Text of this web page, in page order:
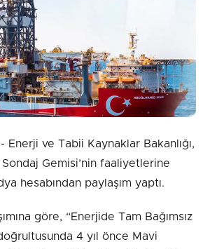
Enerji ve Tabii Kaynaklar Bakanlığı,
Gemisi’nin faaliyetlerine
hesabından paylaşım yaptı.
göre, “Enerjide Tam Bağımsız
4 yıl önce Mavi